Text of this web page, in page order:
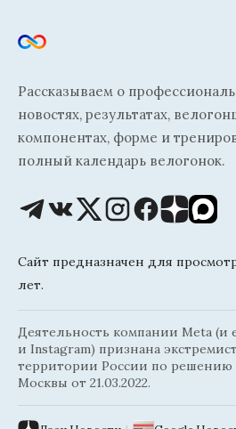
Рассказываем о
новостях, результатах,
компонентах, форме и
полный календарь велогонок.
Сайт предназначен для
лет.
Деятельность компании Meta (и
и Instagram) признана
территории России по решению
Москвы от 21.03.2022.